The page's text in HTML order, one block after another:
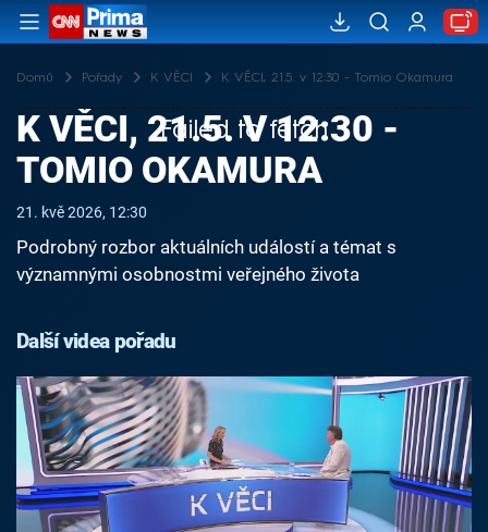
Domů Pořady K VĚCI K VĚCI, 21.5. v 12:30 - Tomio Okamura
Failed to fetch
K VĚCI, 21.5. V 12:30 -
TOMIO OKAMURA
21. kvě 2026, 12:30
Podrobný rozbor aktuálních událostí a témat s
významnými osobnostmi veřejného života
Další videa pořadu